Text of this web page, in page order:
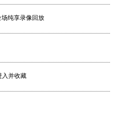
纯享录像回放
入并收藏